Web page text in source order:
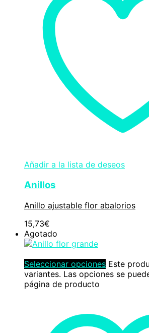
Añadir a la lista de deseos
Anillos
Anillo ajustable flor abalorios
15,73€
Agotado
Seleccionar opciones Este
variantes. Las opciones se
página de producto